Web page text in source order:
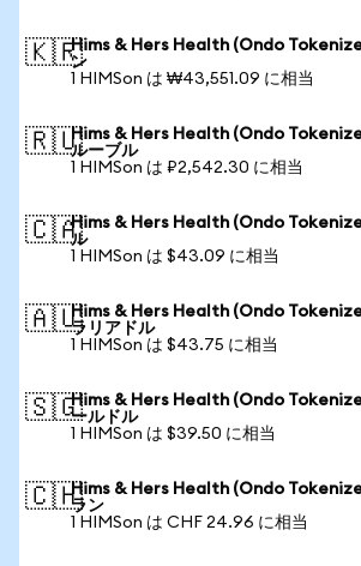
🇰🇷Hims & Hers Health (Ondo
ン
1 HIMSon は ₩43,551.09 に相当
🇷🇺Hims & Hers Health (Ondo
ルーブル
1 HIMSon は ₽2,542.30 に相当
🇨🇦Hims & Hers Health (Ondo
ル
1 HIMSon は $43.09 に相当
🇦🇺Hims & Hers Health (Ondo
ラリアドル
1 HIMSon は $43.75 に相当
🇸🇬Hims & Hers Health (Ondo
ールドル
1 HIMSon は $39.50 に相当
🇨🇭Hims & Hers Health (Ondo
ラン
1 HIMSon は CHF 24.96 に相当